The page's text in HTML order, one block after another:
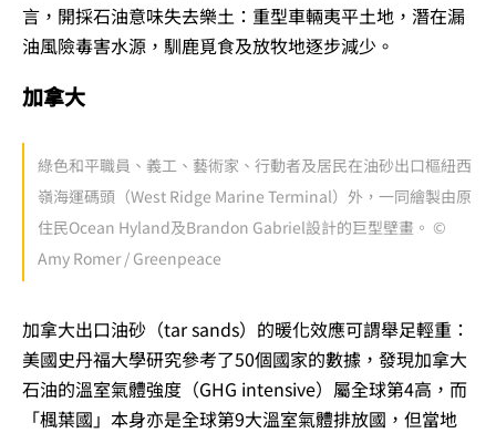
言，開採石油意味失去樂土：重型車輛夷平土地，潛在漏
油風險毒害水源，馴鹿覓食及放牧地逐步減少。
加拿大
綠色和平職員、義工、藝術家、行動者及居民在油砂出口樞紐西
嶺海運碼頭（West Ridge Marine Terminal）外，一同繪製由原
住民Ocean Hyland及Brandon Gabriel設計的巨型壁畫。 ©
Amy Romer / Greenpeace
加拿大出口油砂（tar sands）的暖化效應可謂舉足輕重：
美國史丹福大學研究參考了50個國家的數據，發現加拿大
石油的溫室氣體強度（GHG intensive）屬全球第4高，而
「楓葉國」本身亦是全球第9大溫室氣體排放國，但當地